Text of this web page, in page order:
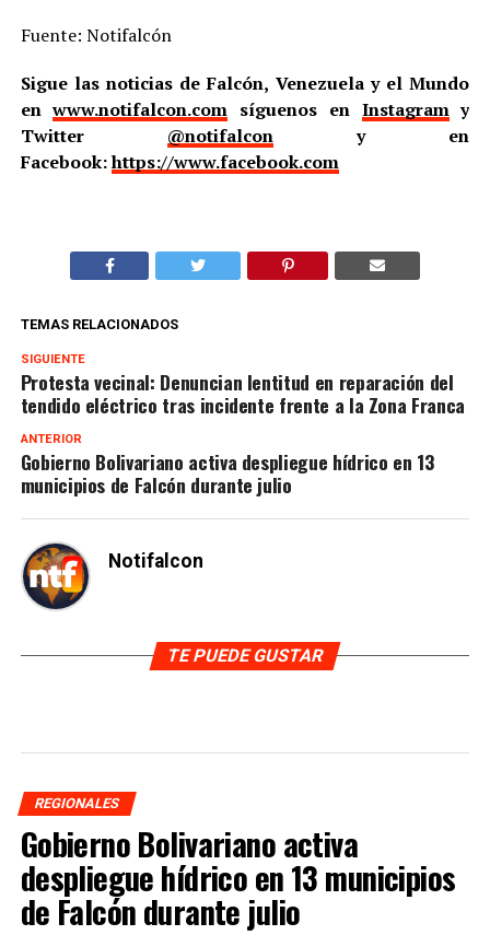
Fuente: Notifalcón
Sigue las noticias de Falcón, Venezuela y el Mundo
enwww.notifalcon.com síguenos en Instagramy
Twitter @notifalcony en
Facebook:https://www.facebook.com
TEMAS RELACIONADOS
SIGUIENTE
Protesta vecinal: Denuncian lentitud en reparación del
tendido eléctrico tras incidente frente a la Zona Franca
ANTERIOR
Gobierno Bolivariano activa despliegue hídrico en 13
municipios de Falcón durante julio
Notifalcon
TE PUEDE GUSTAR
REGIONALES
Gobierno Bolivariano activa
despliegue hídrico en 13 municipios
de Falcón durante julio